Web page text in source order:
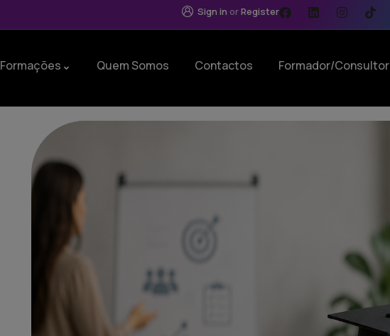
Sign in orRegister
Formações Quem Somos Contactos Formador/Consultor